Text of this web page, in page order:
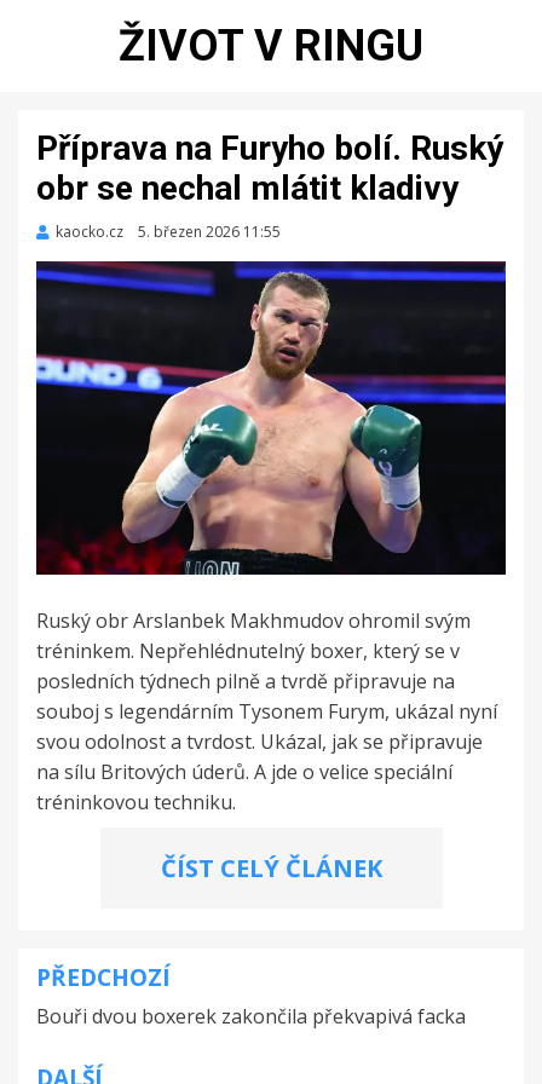
ŽIVOT V RINGU
Příprava na Furyho bolí. Ruský
obr se nechal mlátit kladivy
kaocko.cz
Zveřejněno
5. březen 2026 11:55
Ruský obr Arslanbek Makhmudov ohromil svým
tréninkem. Nepřehlédnutelný boxer, který se v
posledních týdnech pilně a tvrdě připravuje na
souboj s legendárním Tysonem Furym, ukázal nyní
svou odolnost a tvrdost. Ukázal, jak se připravuje
na sílu Britových úderů. A jde o velice speciální
tréninkovou techniku.
ČÍST CELÝ ČLÁNEK
Navigace
pro
příspěvek
PŘEDCHOZÍ
Bouři dvou boxerek zakončila překvapivá facka
DALŠÍ